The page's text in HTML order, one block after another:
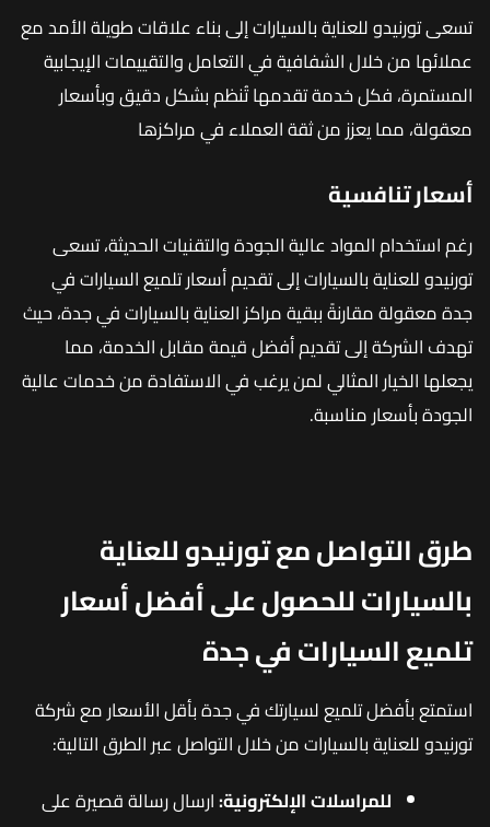
تسعى تورنيدو للعناية بالسيارات إلى بناء علاقات طويلة الأمد مع
عملائها من خلال الشفافية في التعامل والتقييمات الإيجابية
المستمرة، فكل خدمة تقدمها تُنظم بشكل دقيق وبأسعار
معقولة، مما يعزز من ثقة العملاء في مراكزها
أسعار تنافسية
رغم استخدام المواد عالية الجودة والتقنيات الحديثة، تسعى
تورنيدو للعناية بالسيارات إلى تقديم أسعار تلميع السيارات في
جدة معقولة مقارنةً ببقية مراكز العناية بالسيارات في جدة، حيث
تهدف الشركة إلى تقديم أفضل قيمة مقابل الخدمة، مما
يجعلها الخيار المثالي لمن يرغب في الاستفادة من خدمات عالية
الجودة بأسعار مناسبة.
طرق التواصل مع تورنيدو للعناية
بالسيارات للحصول على أفضل أسعار
تلميع السيارات في جدة
استمتع بأفضل تلميع لسيارتك في جدة بأقل الأسعار مع شركة
تورنيدو للعناية بالسيارات من خلال التواصل عبر الطرق التالية:
للمراسلات الإلكترونية:ارسال رسالة قصيرة على